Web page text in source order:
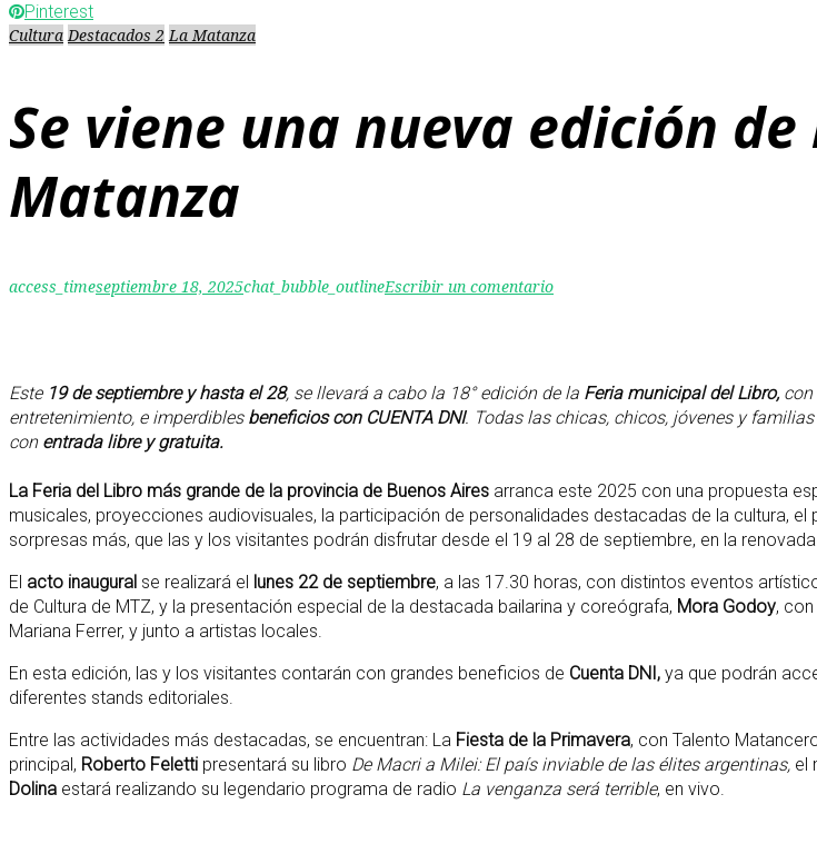
Pinterest
Cultura Destacados 2 La Matanza
Se viene una nueva edición
Matanza
access_timeseptiembre 18, 2025chat_bubble_outlineEscribir un comentario
Este 19 de septiembre y hasta el 28, se llevará a cabo la 18° edición de la Feria municipal del Libro,
entretenimiento, e imperdibles beneficios con CUENTA DNI. Todas las chicas, chicos, jóvenes y
con entrada libre y gratuita.
La Feria del Libro más grande de la provincia de Buenos Aires arranca este 2025 con una propuesta
musicales, proyecciones audiovisuales, la participación de personalidades destacadas de la cultura,
sorpresas más, que las y los visitantes podrán disfrutar desde el 19 al 28 de septiembre, en la renovada
El acto inaugural se realizará el lunes 22 de septiembre, a las 17.30 horas, con distintos eventos
de Cultura de MTZ, y la presentación especial de la destacada bailarina y coreógrafa, Mora Godoy,
Mariana Ferrer, y junto a artistas locales.
En esta edición, las y los visitantes contarán con grandes beneficios de Cuenta DNI, ya que podrán
diferentes stands editoriales.
Entre las actividades más destacadas, se encuentran: La Fiesta de la Primavera, con Talento
principal, Roberto Feletti presentará su libro De Macri a Milei: El país inviable de las élites argentinas, el
Dolina estará realizando su legendario programa de radio La venganza será terrible, en vivo.